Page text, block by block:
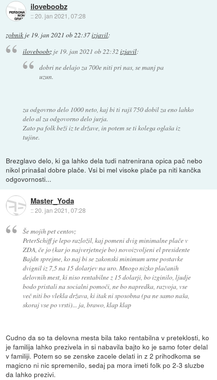
iloveboobz
::20. jan 2021, 07:28
zobnik je 19. jan 2021 ob 22:37izjavil:
iloveboobzje 19. jan 2021 ob 22:32 izjavil:
dobri ne delajo za 700e niti pri nas, se manj pa
uzun.
za odgovrno delo 1000 neto, kaj bi ti rajš 750 dobil za eno lahko
delo al za odgovorno delo jurja.
Zato pa folk beži iz te države, in potem se ti kolega oglaša iz
tujine.
Brezglavo delo, ki ga lahko dela tudi natrenirana opica pač nebo
nikol prinašal dobre plače. Vsi bi mel visoke plače pa niti kančka
odgovornosti...
Master_Yoda
::20. jan 2021, 07:28
Še mojih pet centov;
PeterSchiff je lepo razložil, kaj pomeni dvig minimalne plače v
ZDA, če jo (kar jo najverjetneje bo) novoizvoljeni el presidente
Bajdn sprejme, ko naj bi se zakonski minimum urne postavke
dvignil iz 7,5 na 15 dolarjev na uro. Mnogo nizko plačanih
delovnih mest, ki niso rentabilne z 15 dolarji, bo izginilo, ljudje
bodo pristali na socialni pomoči, ne bo napredka, razvoja, vse
več niti bo vlekla država, ki itak ni sposobna (pa ne samo naša,
skoraj vse po vrsti)... ja, brawo, klap klap
Cudno da so ta delovna mesta bila tako rentabilna v preteklosti, ko
je familija lahko prezivela in si nabavila bajto ko je samo foter delal
v familiji. Potem so se zenske zacele delati in z 2 prihodkoma se
magicno ni nic spremenilo, sedaj pa mora imeti folk po 2-3 sluzbe
da lahko prezivi.